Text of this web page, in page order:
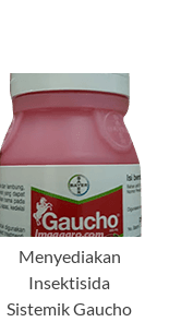
Menyediakan
Insektisida
Sistemik Gaucho